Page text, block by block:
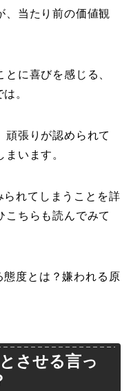
、当たり前の価値観
に喜びを感じる、
。
頑張りが認められて
います。
れてしまうことを詳
こちらも読んでみて
度とは？嫌われる原
させる言っ